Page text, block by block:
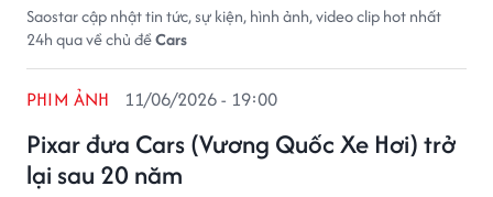
Saostar cập nhật tin tức, sự kiện, hình ảnh, video clip hot nhất
24h qua về chủ đềCars
Pixar đưa Cars (Vương Quốc Xe Hơi) trở
lại sau 20 năm
PHIM ẢNH 11/06/2026 - 19:00